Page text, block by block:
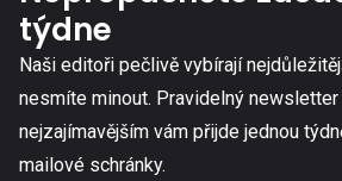
týdne
Naši editoři pečlivě vybírají
nesmíte minout. Pravidelný
nejzajímavějším vám přijde jednou
mailové schránky.